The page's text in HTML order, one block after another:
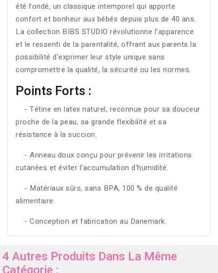
été fondé, un classique intemporel qui apporte
confort et bonheur aux bébés depuis plus de 40 ans.
La collection BIBS STUDIO révolutionne l'apparence
et le ressenti de la parentalité, offrant aux parents la
possibilité d'exprimer leur style unique sans
compromettre la qualité, la sécurité ou les normes.
Points Forts :
- Tétine en latex naturel, reconnue pour sa douceur
proche de la peau, sa grande flexibilité et sa
résistance à la succion.
- Anneau doux conçu pour prévenir les irritations
cutanées et éviter l'accumulation d'humidité.
- Matériaux sûrs, sans BPA, 100 % de qualité
alimentaire.
- Conception et fabrication au Danemark.
4 Autres Produits Dans La Même